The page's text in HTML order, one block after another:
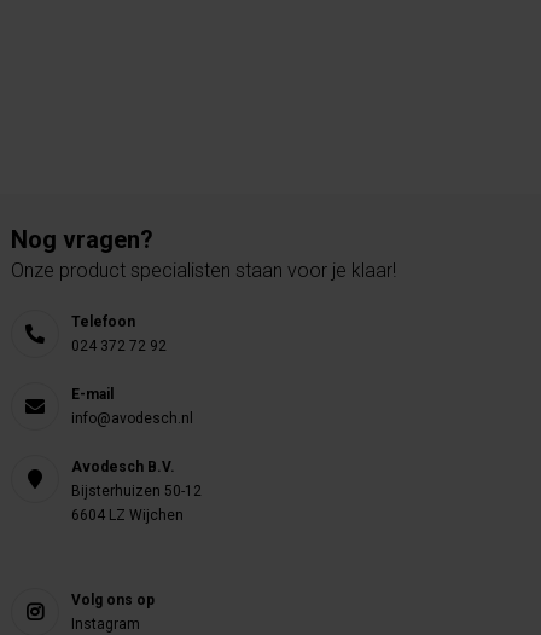
Nog vragen?
Onze product specialisten staan voor je klaar!
Telefoon
024 372 72 92
E-mail
info@avodesch.nl
Avodesch B.V.
Bijsterhuizen 50-12
6604 LZ Wijchen
Volg ons op
Instagram